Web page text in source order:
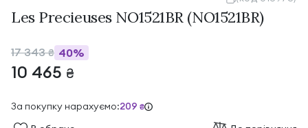
Les Precieuses NO1521BR (NO1521BR)
17 343₴ 40%
10 465 ₴
За покупку нарахуємо:209 ₴